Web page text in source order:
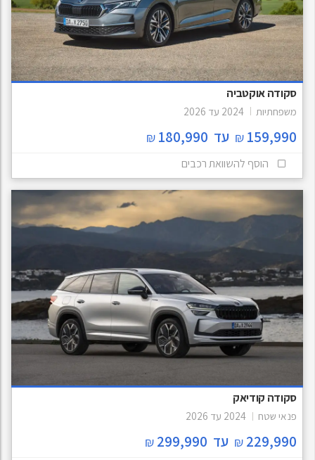
סקודה אוקטביה
משפחתיות 2024 עד 2026
159,990
₪ עד 180,990
₪
הוסף להשוואת רכבים
סקודה קודיאק
פנאי שטח 2024 עד 2026
229,990
₪ עד 299,990
₪